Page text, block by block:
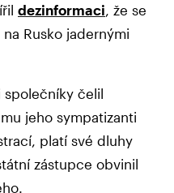
dezinformaci , že se
Rusko jadernými
společníky čelil
jeho sympatizanti
platí své dluhy
zástupce obvinil